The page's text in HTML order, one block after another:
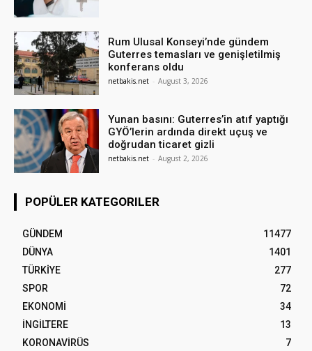
Rum Ulusal Konseyi’nde gündem
Guterres temasları ve genişletilmiş
konferans oldu
netbakis.net - August 3, 2026
Yunan basını: Guterres’in atıf yaptığı
GYÖ’lerin ardında direkt uçuş ve
doğrudan ticaret gizli
netbakis.net - August 2, 2026
POPÜLER KATEGORILER
GÜNDEM
11477
DÜNYA
1401
TÜRKİYE
277
SPOR
72
EKONOMİ
34
İNGİLTERE
13
KORONAVİRÜS
7